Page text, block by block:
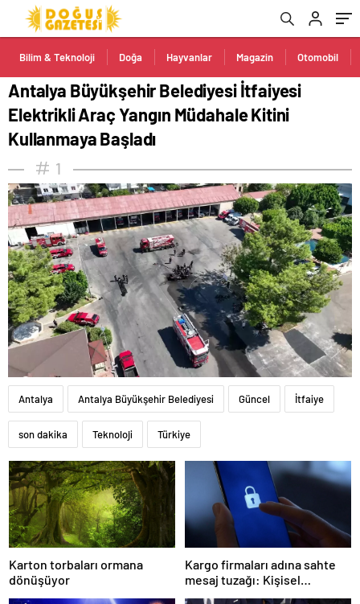
Bilim & Teknoloji Doğa Hayvanlar Magazin Otomobil
Kullanmaya Başladı
Antalya Büyükşehir Belediyesi İtfaiyesi
Elektrikli Araç Yangın Müdahale Kitini
Kullanmaya Başladı
1
Antalya Antalya Büyükşehir Belediyesi Güncel İtfaiye
son dakika Teknoloji Türkiye
Karton torbaları ormana
dönüşüyor
Kargo firmaları adına sahte
mesaj tuzağı: Kişisel
bilgileriniz tehlikede!